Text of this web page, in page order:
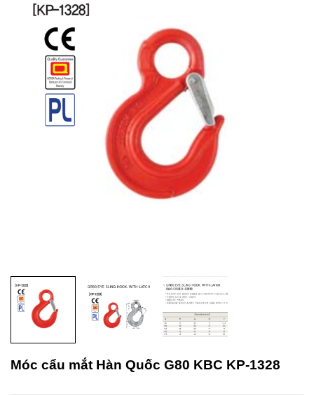
Móc cẩu mắt Hàn Quốc G80 KBC KP-1328